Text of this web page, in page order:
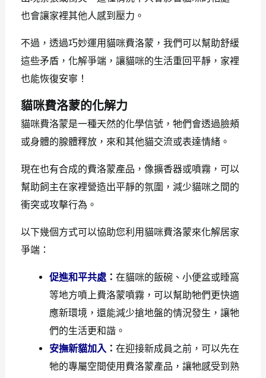
也會讓家裡其他人感到壓力。
不過，透過巧妙運用貓咪費洛蒙，我們可以幫助舒緩
這些矛盾，化解爭端，讓貓咪的生活重回平靜，家裡
也能恢復安寧！
貓咪費洛蒙的化解力
貓咪費洛蒙是一種天然的化學信號，牠們會透過臉頰
或身體的腺體釋放，來和其他貓交流或表達情緒。
現在也有合成的費洛蒙產品，像擴香器或噴霧，可以
幫助飼主在家裡營造出平靜的氛圍，減少貓咪之間的
衝突或攻擊行為。
以下幾個方式可以協助您利用貓咪費洛蒙來化解居家
爭端：
促進和平共處： 在貓咪的飯碗、小便盆或睡窩
等地方噴上費洛蒙噴霧，可以幫助牠們更快適
應新環境，還能減少搶地盤的情況發生，讓牠
們的生活更和諧。
安撫新貓加入： 在迎接新成員之前，可以先在
牠的專屬空間使用費洛蒙產品，讓牠感受到熟